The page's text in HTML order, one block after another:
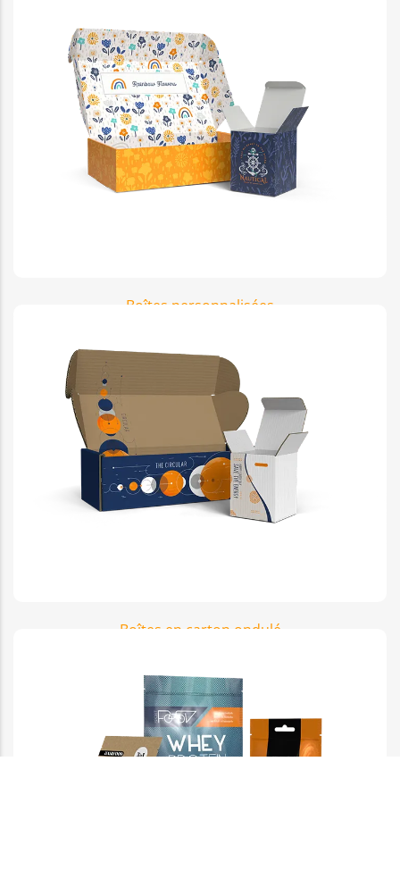
Boîtes personnalisées
Boîtes en carton ondulé